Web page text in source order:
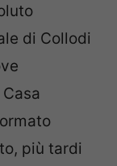
di Collodi
più tardi